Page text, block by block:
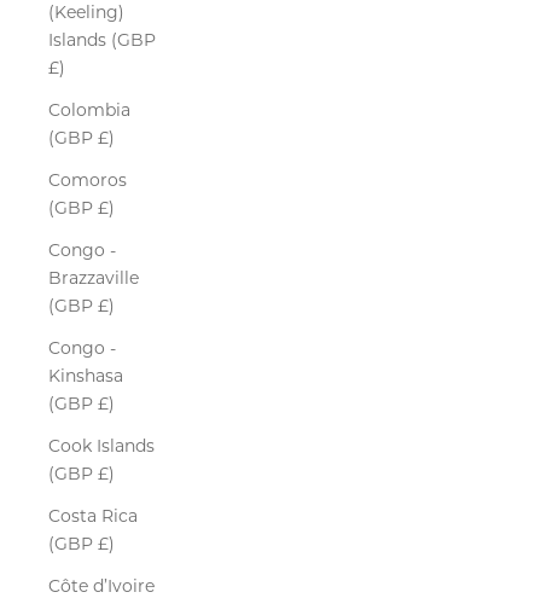
(Keeling)
Islands (GBP
£)
Colombia
(GBP £)
Comoros
(GBP £)
Congo -
Brazzaville
(GBP £)
Congo -
Kinshasa
(GBP £)
Cook Islands
(GBP £)
Costa Rica
(GBP £)
Côte d’Ivoire